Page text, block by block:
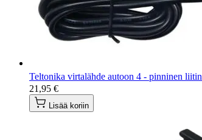
Teltonika virtalähde autoon 4 - pinninen liitin
21,95 €
Lisää koriin